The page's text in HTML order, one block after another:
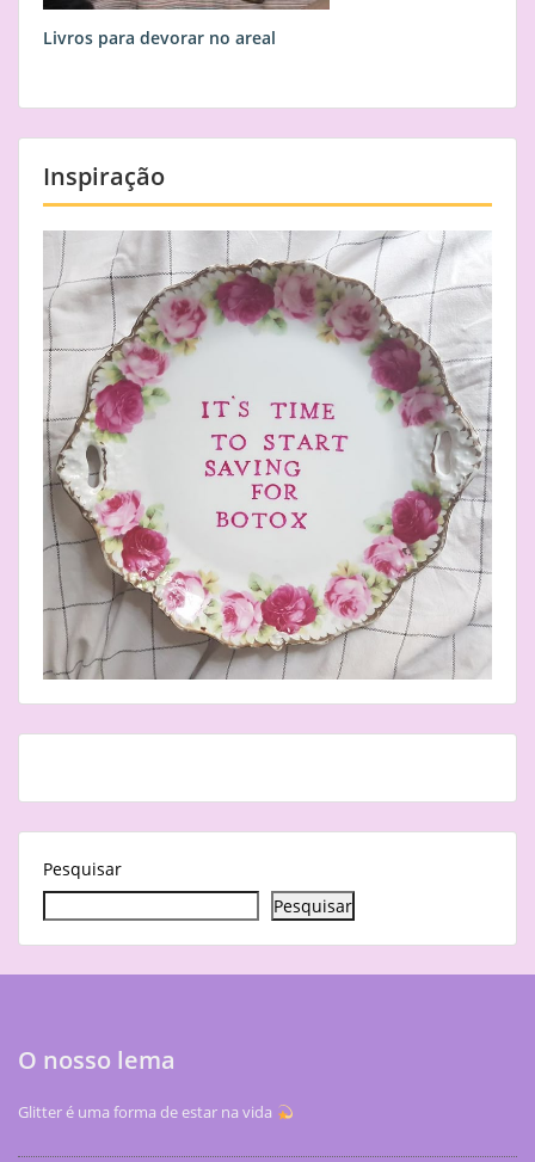
Livros para devorar no areal
Inspiração
Pesquisar
Pesquisar
O nosso lema
Glitter é uma forma de estar na vida